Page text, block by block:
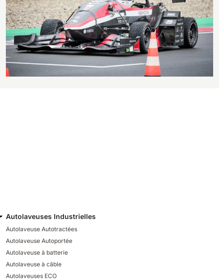
Autolaveuses Industrielles
Autolaveuse Autotractées
Autolaveuse Autoportée
Autolaveuse à batterie
Autolaveuse à câble
Autolaveuses ECO